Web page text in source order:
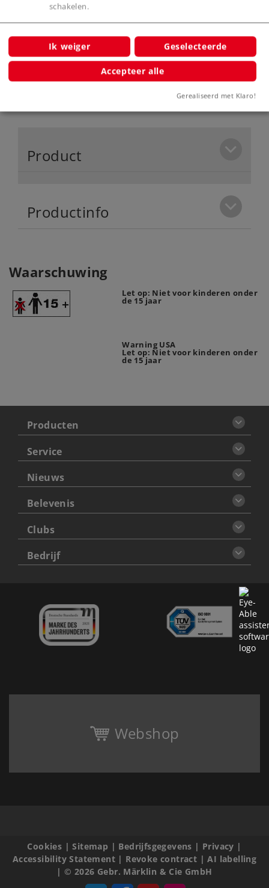
Highlights
Voor het eerst is het 'oudbouw type 01 met
grote oren', voorzien van Wagner
windleiplaten omgezet in spoor Z.
Product
Productinfo
Waarschuwing
Let op: Niet voor kinderen onder
de 15 jaar
Warning USA
Let op: Niet voor kinderen onder
de 15 jaar
Producten
Service
Nieuws
Belevenis
Clubs
Bedrijf
Webshop
Cookies |Sitemap | Bedrijfsgegevens | Privacy |
Accessibility Statement| Revoke contract |AI labelling
|© 2026 Gebr. Märklin & Cie GmbH
schakelen.
Ik weiger Geselecteerde
Accepteer alle
Gerealiseerd met Klaro!